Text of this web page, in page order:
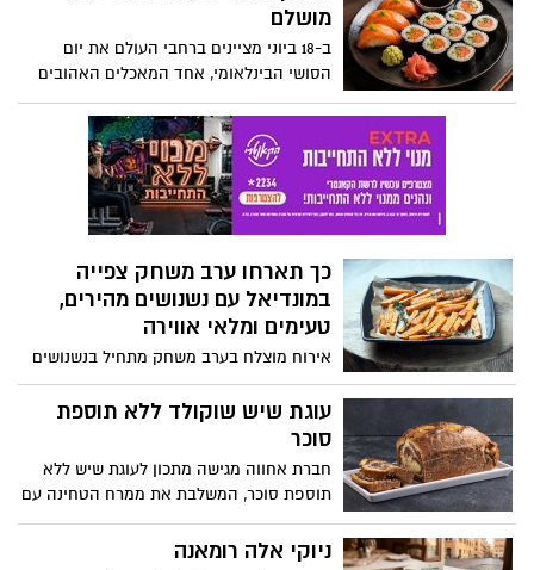
בדיוק מהסוג הזה רכות, עסיסיות ונמסות
שהופך את הקציצות לאווריריות כמו עננים.
מושלם
ב-18 ביוני מציינים ברחבי העולם את יום
הסושי הבינלאומי, אחד המאכלים האהובים
והמזוהים ביותר עם המטבח היפני, שהפך
בשנים האחרונות לכוכב גם במטבחים
הביתיים בישראל. לרגל המאורע, המותג
הקולינארי מאסטר שף, המתמחה במוצרי מזון
איכותיים מהמטבח האסייתי, מציע מתכון קל,
צבעוני וטעים במיוחד, להכנת רול סושי
כך תארחו ערב משחק צפייה
במונדיאל עם נשנושים מהירים,
טעימים ומלאי אווירה
אירוח מוצלח בערב משחק מתחיל בנשנושים
קלילים, מלוחים וקלים להכנה, שאפשר
ליהנות מהם בנוחות מול המסך. בין ההמלצות
תמצאו מנות פינגרפוד אהובות, מאפים
לנבחרות המשתתפות, וגם קינוח מתוק
באווירת כדורגל שישלים את החוויה.
מוצרי החשמל TEKA.
עוגת שיש שוקולד ללא תוספת
סוכר
חברת אחווה מגישה מתכון לעוגת שיש ללא
תוספת סוכר, המשלבת את ממרח הטחינה עם
שוקולד ללא תוספת סוכר. הממרח מעניק
לעוגה טעם עשיר ומפנק, לצד מרקם רך
ניוקי אלה רומאנה